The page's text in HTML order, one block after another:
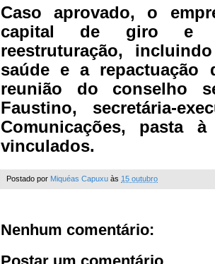
Caso aprovado, o
capital de giro e
reestruturação,
saúde e a repactuação
reunião do conselho
Faustino, secretária-
Comunicações, pasta
vinculados.
Postado por Miquéas Capuxu às 15 outubro
Nenhum comentário: